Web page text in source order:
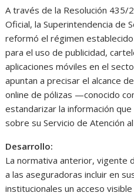
A través de la Resolución 435/
Oficial, la Superintendencia de
reformó el régimen
para el uso de publicidad,
aplicaciones móviles en el
apuntan a precisar el alcance
online de pólizas —conocido
estandarizar la información
sobre su Servicio de Atención
Desarrollo:
La normativa anterior, vigente
a las aseguradoras incluir en
institucionales un acceso